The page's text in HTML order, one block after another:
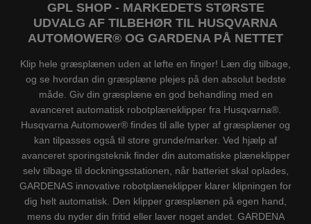
GPL SHOP - MARKEDETS STØRSTE
UDVALG AF TILBEHØR TIL HUSQVARNA
AUTOMOWER® OG GARDENA PÅ NETTET
Klip hele græsplænen uden at løfte en finger! Læn dig tilbage,
og se hvordan din græsplæne plejes på den absolut bedste
måde. Giv din græsplæne en god behandling med en
avanceret automatisk robotplæneklipper fra Husqvarna®.
Husqvarna Automower® findes til alle typer af græsplæner og
kan tilpasses også til store grunde/marker. Ved hjælp af
avanceret sporingsteknik finder din automatiske plæneklipper
selv tilbage til dockningsstationen, når batteriet skal oplades,
GARDENAS innovative robotplæneklipper klarer klipningen for
dig helt automatisk. Den klipper græsplænen på egen hand,
mens du nyder din fritid eller laver noget andet. GARDENA